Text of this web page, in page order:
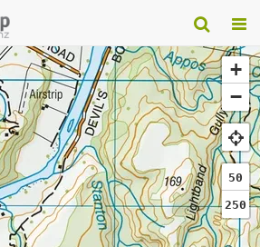
+
−
50
250